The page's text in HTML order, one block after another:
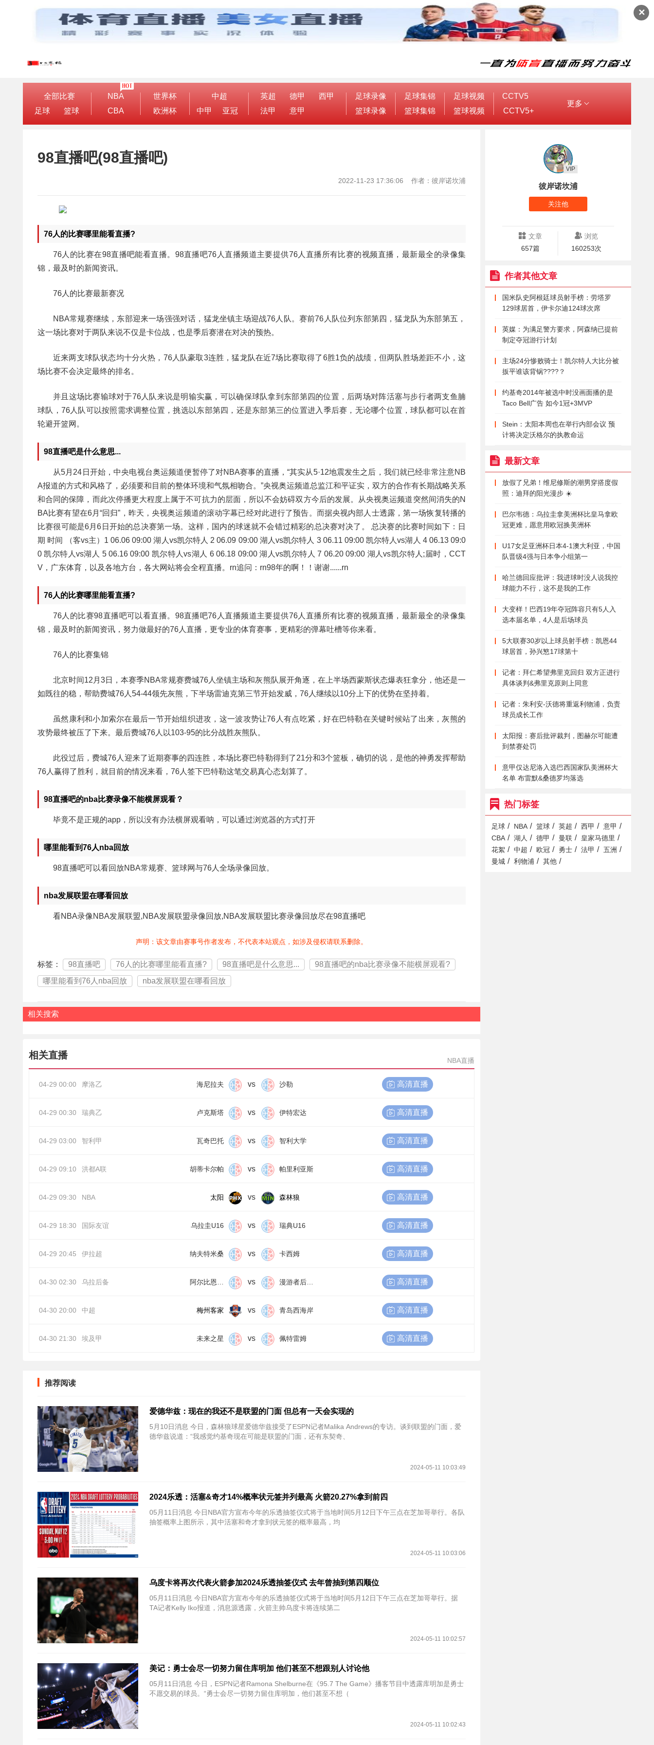
✕
全部比赛
足球
篮球
NBA
CBA
世界杯
欧洲杯
中超
中甲
亚冠
英超 德甲
西甲
法甲
意甲
足球录像
篮球录像
足球集锦
篮球集锦
足球视频
篮球视频
CCTV5
CCTV5+
更多
98直播吧(98直播吧)
2022-11-23 17:36:06 作者：彼岸诺坎浦
76人的比赛哪里能看直播?
76人的比赛在98直播吧能看直播。98直播吧76人直播频道主要提供76人直播所有比赛的视频直播，最新最全的录像集
锦，最及时的新闻资讯。
76人的比赛最新赛况
NBA常规赛继续，东部迎来一场强强对话，猛龙坐镇主场迎战76人队。赛前76人队位列东部第四，猛龙队为东部第五，
这一场比赛对于两队来说不仅是卡位战，也是季后赛潜在对决的预热。
近来两支球队状态均十分火热，76人队豪取3连胜，猛龙队在近7场比赛取得了6胜1负的战绩，但两队胜场差距不小，这
场比赛不会决定最终的排名。
并且这场比赛输球对于76人队来说是明输实赢，可以确保球队拿到东部第四的位置，后两场对阵活塞与步行者两支鱼腩
球队，76人队可以按照需求调整位置，挑选以东部第四，还是东部第三的位置进入季后赛，无论哪个位置，球队都可以在首
轮避开篮网。
98直播吧是什么意思...
从5月24日开始，中央电视台奥运频道便暂停了对NBA赛事的直播，“其实从5·12地震发生之后，我们就已经非常注意NB
A报道的方式和风格了，必须要和目前的整体环境和气氛相吻合。”央视奥运频道总监江和平证实，双方的合作有长期战略关系
和合同的保障，而此次停播更大程度上属于不可抗力的层面，所以不会妨碍双方今后的发展。从央视奥运频道突然间消失的N
BA比赛有望在6月“回归”，昨天，央视奥运频道的滚动字幕已经对此进行了预告。而据央视内部人士透露，第一场恢复转播的
比赛很可能是6月6日开始的总决赛第一场。这样，国内的球迷就不会错过精彩的总决赛对决了。 总决赛的比赛时间如下：日
期 时间 （客vs主）1 06.06 09:00 湖人vs凯尔特人 2 06.09 09:00 湖人vs凯尔特人 3 06.11 09:00 凯尔特人vs湖人 4 06.13 09:0
0 凯尔特人vs湖人 5 06.16 09:00 凯尔特人vs湖人 6 06.18 09:00 湖人vs凯尔特人 7 06.20 09:00 湖人vs凯尔特人;届时，CCT
V，广东体育，以及各地方台，各大网站将会全程直播。rn追问：rn98年的啊！！谢谢......rn
76人的比赛哪里能看直播?
76人的比赛98直播吧可以看直播。98直播吧76人直播频道主要提供76人直播所有比赛的视频直播，最新最全的录像集
锦，最及时的新闻资讯，努力做最好的76人直播，更专业的体育赛事，更精彩的弹幕吐槽等你来看。
76人的比赛集锦
北京时间12月3日，本赛季NBA常规赛费城76人坐镇主场和灰熊队展开角逐，在上半场西蒙斯状态爆表狂拿分，他还是一
如既往的稳，帮助费城76人54-44领先灰熊，下半场雷迪克第三节开始发威，76人继续以10分上下的优势在坚持着。
虽然康利和小加索尔在最后一节开始组织进攻，这一波攻势让76人有点吃紧，好在巴特勒在关键时候站了出来，灰熊的
攻势最终被压了下来。最后费城76人以103-95的比分战胜灰熊队。
此役过后，费城76人迎来了近期赛事的四连胜，本场比赛巴特勒得到了21分和3个篮板，确切的说，是他的神勇发挥帮助
76人赢得了胜利，就目前的情况来看，76人签下巴特勒这笔交易真心态划算了。
98直播吧的nba比赛录像不能横屏观看？
毕竟不是正规的app，所以没有办法横屏观看呐，可以通过浏览器的方式打开
哪里能看到76人nba回放
98直播吧可以看回放NBA常规赛、篮球网与76人全场录像回放。
nba发展联盟在哪看回放
看NBA录像NBA发展联盟,NBA发展联盟录像回放,NBA发展联盟比赛录像回放尽在98直播吧
声明：该文章由赛事号作者发布，不代表本站观点，如涉及侵权请联系删除。
标签： 98直播吧 76人的比赛哪里能看直播? 98直播吧是什么意思...
98直播吧的nba比赛录像不能横屏观看?
哪里能看到76人nba回放
nba发展联盟在哪看回放
相关搜索
相关直播 NBA直播
04-29 00:00 摩洛乙 海尼拉夫 vs 沙勒 高清直播
04-29 00:30 瑞典乙 卢克斯塔 vs 伊特宏达 高清直播
04-29 03:00 智利甲 瓦奇巴托 vs 智利大学 高清直播
04-29 09:10 洪都A联 胡蒂卡尔帕 vs 帕里利亚斯 高清直播
04-29 09:30 NBA 太阳 vs 森林狼 高清直播
04-29 18:30 国际友谊 乌拉圭U16 vs 瑞典U16 高清直播
04-29 20:45 伊拉超 纳夫特米桑 vs 卡西姆 高清直播
04-30 02:30 乌拉后备 vs 高清直播
04-30 20:00 中超 梅州客家 vs 青岛西海岸 高清直播
04-30 21:30 埃及甲 未来之星 vs 佩特雷姆 高清直播
推荐阅读
爱德华兹：现在的我还不是联盟的门面 但总有一天会实现的
5月10日消息 今日，森林狼球星爱德华兹接受了ESPN记者Malika Andrews的专访。谈到联盟的门面，爱
德华兹说道：“我感觉约基奇现在可能是联盟的门面，还有东契奇、
2024-05-11 10:03:49
2024乐透：活塞&奇才14%概率状元签并列最高 火箭20.27%拿到前四
05月11日消息 今日NBA官方宣布今年的乐透抽签仪式将于当地时间5月12日下午三点在芝加哥举行。各队
抽签概率上图所示，其中活塞和奇才拿到状元签的概率最高，均
2024-05-11 10:03:06
乌度卡将再次代表火箭参加2024乐透抽签仪式 去年曾抽到第四顺位
05月11日消息 今日NBA官方宣布今年的乐透抽签仪式将于当地时间5月12日下午三点在芝加哥举行。据
TA记者Kelly Iko报道，消息源透露，火箭主帅乌度卡将连续第二
2024-05-11 10:02:57
美记：勇士会尽一切努力留住库明加 他们甚至不想跟别人讨论他
05月11日消息 今日，ESPN记者Ramona Shelburne在《95.7 The Game》播客节目中透露库明加是勇士
不愿交易的球员。“勇士会尽一切努力留住库明加，他们甚至不想（
2024-05-11 10:02:43
彼岸诺坎浦
VIP
关注他
文章
657篇
浏览
160253次
作者其他文章
国米队史阿根廷球员射手榜：劳塔罗
129球居首，伊卡尔迪124球次席
英媒：为满足警方要求，阿森纳已提前
制定夺冠游行计划
主场24分惨败骑士！凯尔特人大比分被
扳平谁该背锅????？
约基奇2014年被选中时没画面播的是
Taco Bell广告 如今1冠+3MVP
Stein：太阳本周也在举行内部会议 预
计将决定沃格尔的执教命运
最新文章
放假了兄弟！维尼修斯的潮男穿搭度假
照：迪拜的阳光漫步 ☀️
巴尔韦德：乌拉圭拿美洲杯比皇马拿欧
冠更难，愿意用欧冠换美洲杯
U17女足亚洲杯日本4-1澳大利亚，中国
队晋级4强与日本争小组第一
哈兰德回应批评：我进球时没人说我控
球能力不行，这不是我的工作
大变样！巴西19年夺冠阵容只有5人入
选本届名单，4人是后场球员
5大联赛30岁以上球员射手榜：凯恩44
球居首，孙兴慜17球第十
记者：拜仁希望弗里克回归 双方正进行
具体谈判&弗里克原则上同意
记者：朱利安-沃德将重返利物浦，负责
球员成长工作
太阳报：赛后批评裁判，图赫尔可能遭
到禁赛处罚
意甲仅达尼洛入选巴西国家队美洲杯大
名单 布雷默&桑德罗均落选
热门标签
足球 / NBA / 篮球 / 英超 / 西甲 / 意甲 /
CBA / 湖人 / 德甲 / 曼联 / 皇家马德里 /
花絮 / 中超 / 欧冠 / 勇士 / 法甲 / 五洲 /
曼城 / 利物浦 / 其他 /